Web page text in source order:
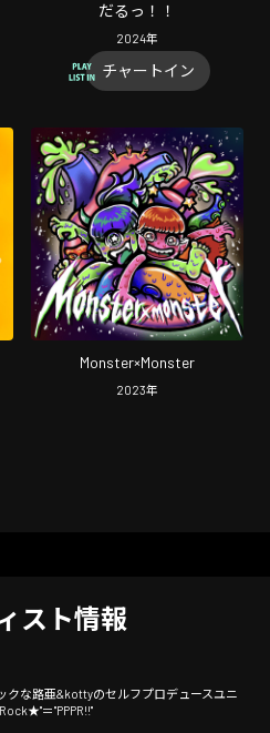
だるっ！！
2024年
チャートイン
Monster×Monster
2023年
スト情報
クな路亜&kottyのセルフプロデュースユニ
＝"PPPR!!"